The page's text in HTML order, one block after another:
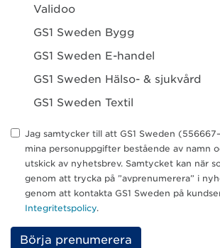
Validoo
GS1 Sweden Bygg
GS1 Sweden E-handel
GS1 Sweden Hälso- & sjukvård
GS1 Sweden Textil
Jag samtycker till att GS1 Sweden
mina personuppgifter bestående av namn
utskick av nyhetsbrev. Samtycket kan när
genom att trycka på ”avprenumerera” i
genom att kontakta GS1 Sweden på
Integritetspolicy.